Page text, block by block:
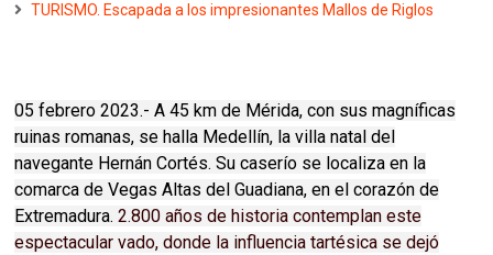
TURISMO. Escapada a los impresionantes Mallos de Riglos
05 febrero 2023.- A 45 km de Mérida, con sus magníficas
ruinas romanas, se halla Medellín, la villa natal del
navegante Hernán Cortés. Su caserío se localiza en la
comarca de Vegas Altas del Guadiana, en el corazón de
Extremadura.2.800 años de historia contemplan este
espectacular vado, donde la influencia tartésica se dejó